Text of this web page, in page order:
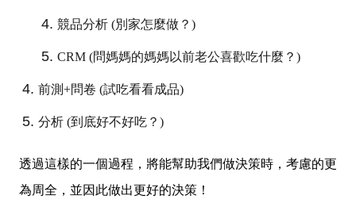
競品分析 (別家怎麼做？)
CRM (問媽媽的媽媽以前老公喜歡吃什麼？)
前測+問卷 (試吃看看成品)
分析 (到底好不好吃？)
透過這樣的一個過程，將能幫助我們做決策時，考慮的更
為周全，並因此做出更好的決策！